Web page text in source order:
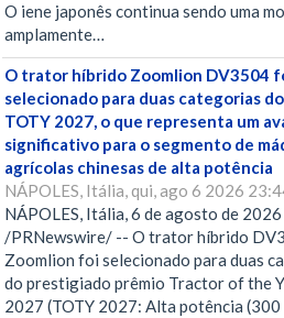
O iene japonês continua sendo uma
amplamente…
O trator híbrido Zoomlion DV3504
selecionado para duas categorias
TOTY 2027, o que representa um
significativo para o segmento de
agrícolas chinesas de alta potência
NÁPOLES, Itália, qui, ago 6 2026
NÁPOLES, Itália, 6 de agosto de 2026
/PRNewswire/ -- O trator híbrido
Zoomlion foi selecionado para duas
do prestigiado prêmio Tractor of the
2027 (TOTY 2027: Alta potência (300